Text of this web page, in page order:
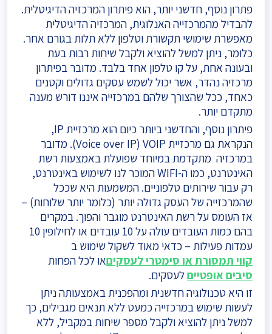
פתרון נוסף, חדשני יותר, הוא פיתרון המרכזיה הדיגיטלית.
להבדיל מהמרכזייה האנלוגית, המרכזיה הדיגיטלית
מאפשרת שימושי תקשורת וטלפון ללא תלות בגורם אחר.
כלומר, ניתן למשל להוציא ולקבל שיחות רבות בעת
ובעונה אחת, על קו טלפון אחד בלבד. מדובר בפיתרון
מרכזיה נהדר, אשר יכול לשמש עסקים גדולים וקטנים
כאחד, ככל שהצורך שלהם במרכזייה איננו דורש מענה
מתקדם יותר.
פיתרון נוסף, והחדשני ביותר כיום הוא מרכזיית IP,
הנקראת גם מרכזיית Voice over IP) VOIP). מדובר
במרכזיה מתקדמת במיוחד שפועלת באמצעות רשת
האינטרנט, כמו ה-WIFI המוכר לנו לשימוש באינטרנט,
רק עבור שירותים טלפוניים. המשמעות היא שככל
שהמרכזייה של העסק גדולה יותר (כלומר יותר שלוחות) –
אז העומס על רשת האינטרנט מוגבר והפוך. במקרים
בהם כמות העובדים עולה על 10 עובדים או לחילופין 10
עמדות פעילות – כדאי מאוד לשקול שימוש ב
קווי תמסורת או סימטרי לעסקיםאו לכל הפחות
סיבים אופטייםלעסקים.
זו היא טכנולוגיה חדשנית ומהפכנית באמצעותה ניתן
לעשות שימוש במרכזייה כמעט ללא תנאים מגבילים, כך
למשל ניתן להוציא ולקבל מספר שיחות במקביל, ללא